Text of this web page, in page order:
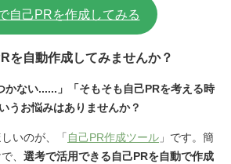
自己PRを作成してみる
を自動作成してみませんか？
かない......」「そもそも自己PRを考える時
うお悩みはありませんか？
いのが、「 自己PR作成ツール 」です。簡
、 選考で活用できる自己PRを自動で作成